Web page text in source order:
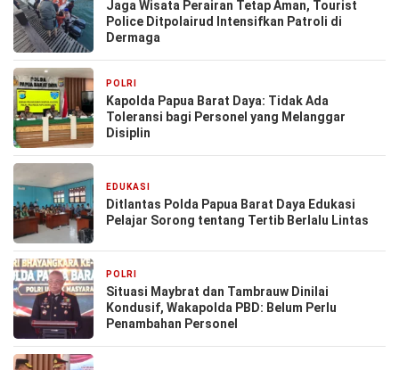
Jaga Wisata Perairan Tetap Aman, Tourist
Police Ditpolairud Intensifkan Patroli di
Dermaga
POLRI
Kapolda Papua Barat Daya: Tidak Ada
Toleransi bagi Personel yang Melanggar
Disiplin
EDUKASI
Ditlantas Polda Papua Barat Daya Edukasi
Pelajar Sorong tentang Tertib Berlalu Lintas
POLRI
Situasi Maybrat dan Tambrauw Dinilai
Kondusif, Wakapolda PBD: Belum Perlu
Penambahan Personel